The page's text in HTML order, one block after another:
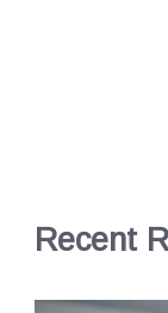
Recent